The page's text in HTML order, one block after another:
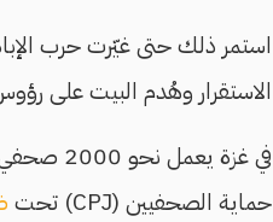
استمر ذلك حتى غيّرت حرب
الاستقرار وهُدم البيت على
في غزة يعمل نحو 2000 صحفي، وفق
حماية الصحفيين (CPJ) تحت